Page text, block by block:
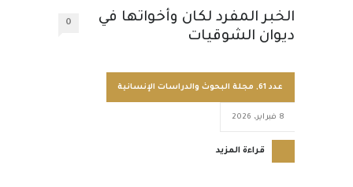
الخبر المفرد لكان وأخواتها في
ديوان الشوقيات
0
عدد 61 , مجلة البحوث والدراسات الإنسانية
8 فبراير، 2026
قراءة المزيد